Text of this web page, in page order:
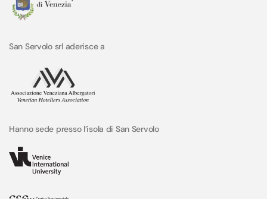
San Servolo srl aderisce a
Hanno sede presso l’isola di San Servolo